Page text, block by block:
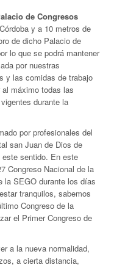
de Congresos
y a 10 metros de
de dicho Palacio de
lo que se podrá mantener
por nuestras
y las comidas de trabajo
máximo todas las
durante la
por profesionales del
san Juan de Dios de
sentido. En este
Congreso Nacional de la
la SEGO durante los días
tranquilos, sabemos
Congreso de la
el Primer Congreso de
a la nueva normalidad,
a cierta distancia,